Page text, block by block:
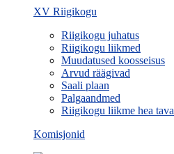
XV Riigikogu
Riigikogu juhatus
Riigikogu liikmed
Muudatused koosseisus
Arvud räägivad
Saali plaan
Palgaandmed
Riigikogu liikme hea tava
Komisjonid